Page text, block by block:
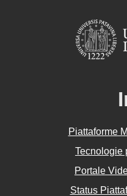
Piattaforme
Tecnologie
Portale
Status